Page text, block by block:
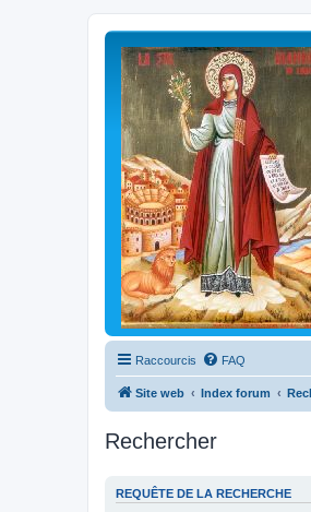
Raccourcis FAQ
Site web Index forum
Rechercher
REQUÊTE DE LA RECHERCHE